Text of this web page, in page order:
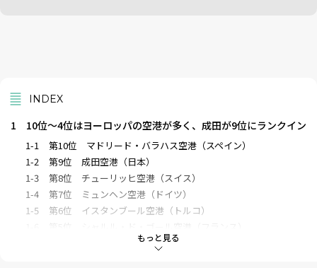
もっと見る
INDEX
1 10位〜4位はヨーロッパの空港が多く、成田が9位にランクイン
1-1
第10位 マドリード・バラハス空港（スペイン）
1-2
第9位 成田空港（日本）
1-3
第8位 チューリッヒ空港（スイス）
1-4
第7位 ミュンヘン空港（ドイツ）
1-5
第6位 イスタンブール空港（トルコ）
第4位 仁川国際空港（韓国）